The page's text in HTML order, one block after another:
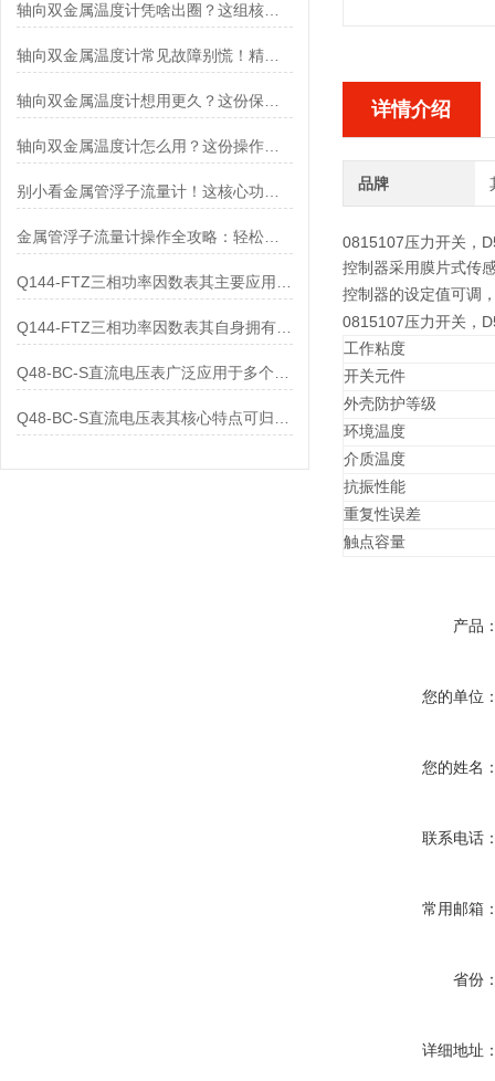
轴向双金属温度计凭啥出圈？这组核心特点给出了答案
轴向双金属温度计常见故障别慌！精准定位，轻松搞定难题
轴向双金属温度计怎么用？这份操作指南，新手也能快速拿捏！
金属管浮子流量计操作全攻略：轻松拿捏，精准掌控每一步！
Q144-FTZ三相功率因数表其自身拥有怎样的功能呢？
详情介绍
品牌
0815107压力开关，
控制器采用膜片式传
控制器的设定值可调
0815107压力开关，
工作粘度
开关元件
外壳防护等级
环境温度
介质温度
抗振性能
重复性误差
触点容量
产品
您的单位
您的姓名
联系电话
常用邮箱
省份
详细地址